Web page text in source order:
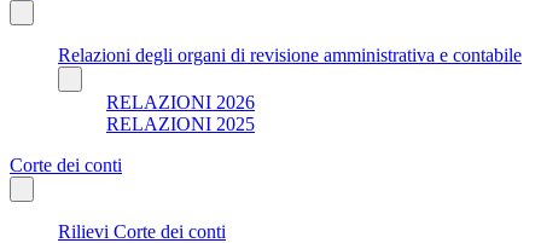
Relazioni degli organi di revisione amministrativa e contabile
RELAZIONI 2026
RELAZIONI 2025
Corte dei conti
Rilievi Corte dei conti